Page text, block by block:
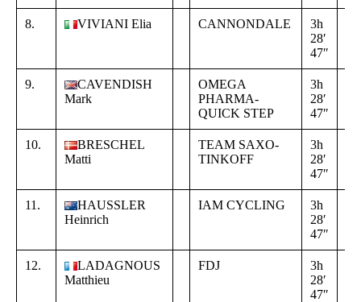
8. VIVIANI Elia CANNONDALE
3h
28′
47″
9.
CAVENDISH
Mark
OMEGA
PHARMA-
QUICK STEP
3h
28′
47″
10.
BRESCHEL
Matti
TEAM SAXO-
TINKOFF
3h
28′
47″
11.
HAUSSLER
Heinrich
IAM CYCLING
3h
28′
47″
12.
LADAGNOUS
Matthieu
FDJ
3h
28′
47″